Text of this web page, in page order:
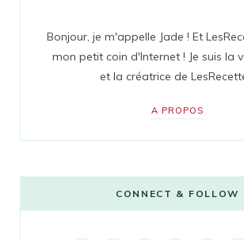
Bonjour, je m'appelle Jade ! Et
mon petit coin d'Internet ! Je suis la
et la créatrice de
A PROPOS
CONNECT & FOLLOW